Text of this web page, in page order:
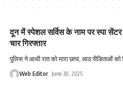
दून में स्‍पेशल सर्विस के नाम पर स्पा सेंटर
चार गिरफ्तार
पुलिस ने आधी रात को मारा छापा, आठ पीडिताओं को
Web Editor June 30, 2025